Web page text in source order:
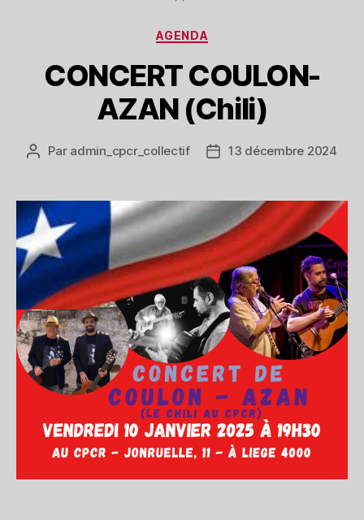
Catégories
AGENDA
CONCERT COULON-
AZAN (Chili)
Auteur
Par admin_cpcr_collectif
Date13 décembre 2024